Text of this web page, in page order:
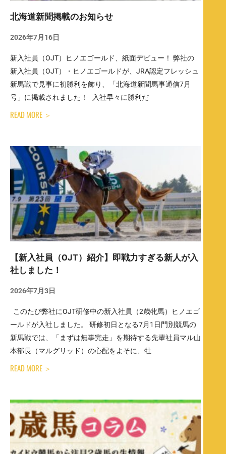
北海道新聞掲載のお知らせ
2026年7月16日
新入社員（OJT）ヒノエゴールド、紙面デビュー！ 弊社の
新入社員（OJT）・ヒノエゴールドが、JRA認定フレッシュ
新馬戦で見事に初勝利を飾り、「北海道新聞馬事通信7月
号」に掲載されました！ 入社早々に勝利だ
READ MORE ＞
【新入社員（OJT）紹介】即戦力すぎる新人が入
社しました！
2026年7月3日
このたび弊社にOJT研修中の新入社員（2歳牝馬）ヒノエゴ
ールドが入社しました。 研修初日となる7月1日門別競馬の
新馬戦では、「まずは無事完走」を期待する先輩社員マル山
本部長（マルグリッド）の心配をよそに、牡
READ MORE ＞